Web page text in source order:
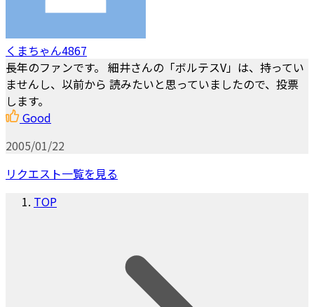
くまちゃん4867
長年のファンです。 細井さんの「ボルテスV」は、持ってい
ませんし、以前から 読みたいと思っていましたので、投票
します。
Good
2005/01/22
リクエスト一覧を見る
TOP